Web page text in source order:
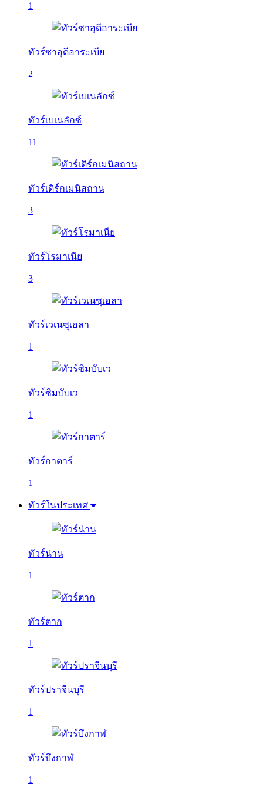
1
ทัวร์ซาอุดีอาระเบีย
2
ทัวร์เบเนลักซ์
11
ทัวร์เติร์กเมนิสถาน
3
ทัวร์โรมาเนีย
3
ทัวร์เวเนซุเอลา
1
ทัวร์ซิมบับเว
1
ทัวร์กาตาร์
1
ทัวร์ในประเทศ
ทัวร์น่าน
1
ทัวร์ตาก
1
ทัวร์ปราจีนบุรี
1
ทัวร์บึงกาฬ
1